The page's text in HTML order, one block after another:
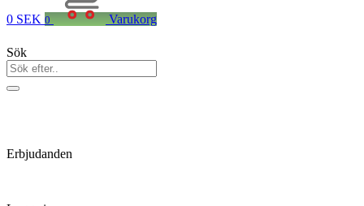
0 SEK 0 Varukorg
Sök
Erbjudanden